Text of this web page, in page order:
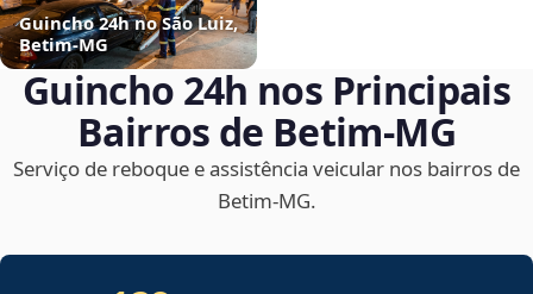
Guincho 24h no São Luiz,
Betim‑MG
Guincho 24h nos Principais
Bairros de Betim‑MG
Serviço de reboque e assistência veicular nos bairros de
Betim‑MG.